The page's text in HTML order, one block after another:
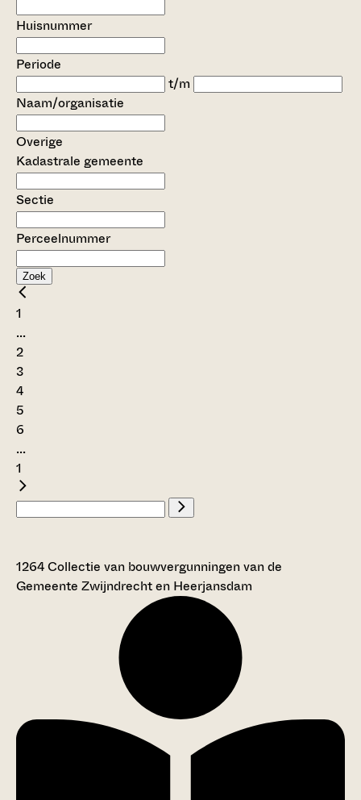
Huisnummer
Periode
t/m
Naam/organisatie
Overige
Kadastrale gemeente
Sectie
Perceelnummer
Zoek
1
...
2
3
4
5
6
...
1
1264 Collectie van bouwvergunningen van de
Gemeente Zwijndrecht en Heerjansdam